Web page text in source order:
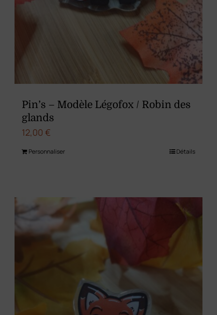
Pin’s – Modèle Légofox / Robin des
glands
12,00 €
Personnaliser Détails